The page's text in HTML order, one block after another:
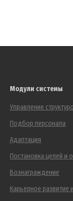
Модули системы
Управление
Подбор персонала
Адаптация
Постановка целей и
Вознаграждение
Карьерное развитие